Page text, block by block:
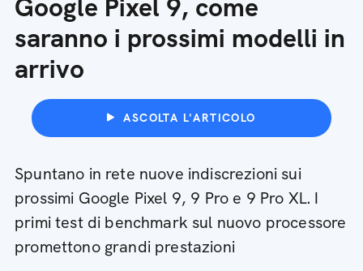
Google Pixel 9, come
saranno i prossimi modelli in
arrivo
ASCOLTA L'ARTICOLO
Spuntano in rete nuove indiscrezioni sui
prossimi Google Pixel 9, 9 Pro e 9 Pro XL. I
primi test di benchmark sul nuovo processore
promettono grandi prestazioni